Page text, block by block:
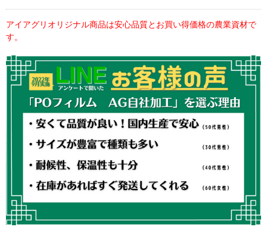
アイアグリオリジナル商品は安心品質とお買い得価格の農業資材で
す。